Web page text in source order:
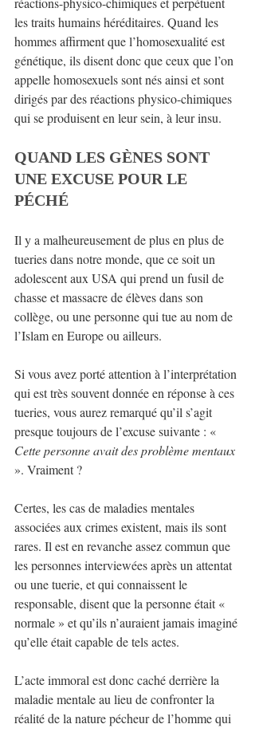
les traits humains héréditaires. Quand les
hommes affirment que l’homosexualité est
génétique, ils disent donc que ceux que l’on
appelle homosexuels sont nés ainsi et sont
dirigés par des réactions physico-chimiques
qui se produisent en leur sein, à leur insu.
QUAND LES GÈNES SONT
UNE EXCUSE POUR LE
PÉCHÉ
Il y a malheureusement de plus en plus de
tueries dans notre monde, que ce soit un
adolescent aux USA qui prend un fusil de
chasse et massacre de élèves dans son
collège, ou une personne qui tue au nom de
l’Islam en Europe ou ailleurs.
Si vous avez porté attention à l’interprétation
qui est très souvent donnée en réponse à ces
tueries, vous aurez remarqué qu’il s’agit
presque toujours de l’excuse suivante : «
Cette personne avait des problème mentaux
». Vraiment ?
Certes, les cas de maladies mentales
associées aux crimes existent, mais ils sont
rares. Il est en revanche assez commun que
les personnes interviewées après un attentat
ou une tuerie, et qui connaissent le
responsable, disent que la personne était «
normale » et qu’ils n’auraient jamais imaginé
qu’elle était capable de tels actes.
L’acte immoral est donc caché derrière la
maladie mentale au lieu de confronter la
réalité de la nature pécheur de l’homme qui